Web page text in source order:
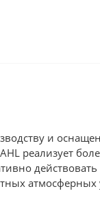
и
реализует